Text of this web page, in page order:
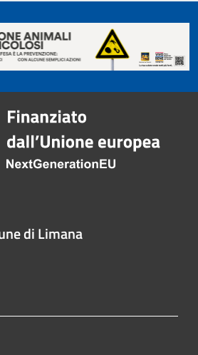
di Limana